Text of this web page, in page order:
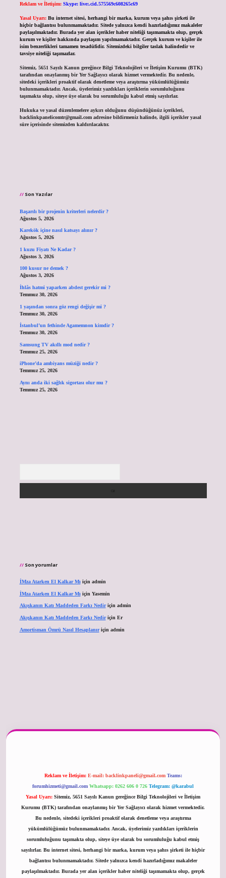
Reklam ve İletişim: Skype: live:.cid.575569c608265c69
Yasal Uyarı: Bu internet sitesi, herhangi bir marka, kurum veya şahıs şirketi ile
hiçbir bağlantısı bulunmamaktadır. Sitede yalnızca kendi hazırladığımız makaleler
paylaşılmaktadır. Burada yer alan içerikler haber niteliği taşımamakta olup, gerçek
kurum ve kişiler hakkında paylaşım yapılmamaktadır. Gerçek kurum ve kişiler ile
isim benzerlikleri tamamen tesadüfidir. Sitemizdeki bilgiler taslak halindedir ve
tavsiye niteliği taşımazlar.
Sitemiz, 5651 Sayılı Kanun gereğince Bilgi Teknolojileri ve İletişim Kurumu (BTK)
tarafından onaylanmış bir Yer Sağlayıcı olarak hizmet vermektedir. Bu nedenle,
sitedeki içerikleri proaktif olarak denetleme veya araştırma yükümlülüğümüz
bulunmamaktadır. Ancak, üyelerimiz yazdıkları içeriklerin sorumluluğunu
taşımakta olup, siteye üye olarak bu sorumluluğu kabul etmiş sayılırlar.
Hukuka ve yasal düzenlemelere aykırı olduğunu düşündüğünüz içerikleri,
backlinkpanelicomtr@gmail.comadresine bildirmeniz halinde, ilgili içerikler yasal
süre içerisinde sitemizden kaldırılacaktır.
Son Yazılar
Başarılı bir projenin kriterleri nelerdir ?
Ağustos 5, 2026
Karekök içine nasıl katsayı alınır ?
Ağustos 5, 2026
1 kuzu Fiyatı Ne Kadar ?
Ağustos 3, 2026
100 kusur ne demek ?
Ağustos 3, 2026
İhlâs hatmi yaparken abdest gerekir mi ?
Temmuz 30, 2026
1 yaşından sonra göz rengi değişir mi ?
Temmuz 30, 2026
İstanbul’un fethinde Agamemnon kimdir ?
Temmuz 30, 2026
Samsung TV akıllı mod nedir ?
Temmuz 25, 2026
iPhone’da ambiyans müziği nedir ?
Temmuz 25, 2026
Aynı anda iki sağlık sigortası olur mu ?
Temmuz 25, 2026
Son yorumlar
İMza Atarken El Kalkar Mıiçin admin
İMza Atarken El Kalkar Mıiçin Yasemin
Akışkanın Katı Maddeden Farkı Nediriçin admin
Akışkanın Katı Maddeden Farkı Nediriçin Er
Amortisman Ömrü Nasıl Hesaplanıriçin admin
Reklam ve İletişim: E-mail: backlinkpaneli@gmail.com Teams:
forumhizmeti@gmail.com Whatsapp: 0262 606 0 726 Telegram: @karabul
Yasal Uyarı: Sitemiz, 5651 Sayılı Kanun gereğince Bilgi Teknolojileri ve İletişim
Kurumu (BTK) tarafından onaylanmış bir Yer Sağlayıcı olarak hizmet vermektedir.
Bu nedenle, sitedeki içerikleri proaktif olarak denetleme veya araştırma
yükümlülüğümüz bulunmamaktadır. Ancak, üyelerimiz yazdıkları içeriklerin
sorumluluğunu taşımakta olup, siteye üye olarak bu sorumluluğu kabul etmiş
sayılırlar. Bu internet sitesi, herhangi bir marka, kurum veya şahıs şirketi ile hiçbir
bağlantısı bulunmamaktadır. Sitede yalnızca kendi hazırladığımız makaleler
paylaşılmaktadır. Burada yer alan içerikler haber niteliği taşımamakta olup, gerçek